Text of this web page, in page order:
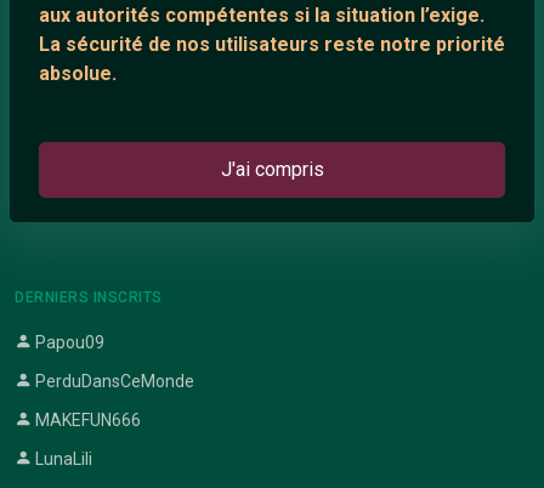
aux autorités compétentes si la situation l’exige.
La sécurité de nos utilisateurs reste notre priorité
absolue.
J'ai compris
ARTICLES RÉCENTS
Témoignage de nathanaelle
DERNIERS INSCRITS
Papou09
PerduDansCeMonde
MAKEFUN666
LunaLili